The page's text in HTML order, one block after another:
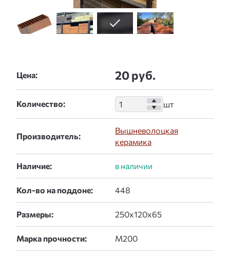
Цена: 20 руб.
Количество:
Производитель:
Вышневолоцкая
керамика
Наличие:
Кол-во на поддоне:
Размеры:
Марка прочности: